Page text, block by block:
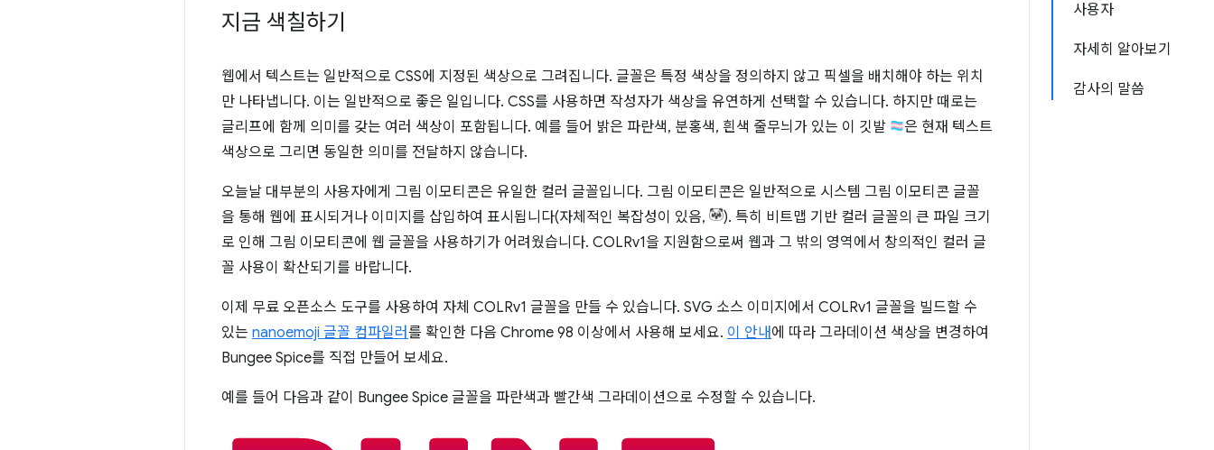
사용자
자세히 알아보기
감사의 말씀
지금 색칠하기
웹에서 텍스트는 일반적으로 CSS에 지정된 색상으로 그려집니다. 글꼴은 특정 색상을 정의하지 않고 픽셀을 배치해야 하는 위치
만 나타냅니다. 이는 일반적으로 좋은 일입니다. CSS를 사용하면 작성자가 색상을 유연하게 선택할 수 있습니다. 하지만 때로는
글리프에 함께 의미를 갖는 여러 색상이 포함됩니다. 예를 들어 밝은 파란색, 분홍색, 흰색 줄무늬가 있는 이 깃발
은 현재 텍스트
색상으로 그리면 동일한 의미를 전달하지 않습니다.
오늘날 대부분의 사용자에게 그림 이모티콘은 유일한 컬러 글꼴입니다. 그림 이모티콘은 일반적으로 시스템 그림 이모티콘 글꼴
을 통해 웹에 표시되거나 이미지를 삽입하여 표시됩니다(자체적인 복잡성이 있음,
). 특히 비트맵 기반 컬러 글꼴의 큰 파일 크기
로 인해 그림 이모티콘에 웹 글꼴을 사용하기가 어려웠습니다. COLRv1을 지원함으로써 웹과 그 밖의 영역에서 창의적인 컬러 글
꼴 사용이 확산되기를 바랍니다.
이제 무료 오픈소스 도구를 사용하여 자체 COLRv1 글꼴을 만들 수 있습니다. SVG 소스 이미지에서 COLRv1 글꼴을 빌드할 수
있는 nanoemoji 글꼴 컴파일러 를 확인한 다음 Chrome 98 이상에서 사용해 보세요. 이 안내 에 따라 그라데이션 색상을 변경하여
Bungee Spice를 직접 만들어 보세요.
예를 들어 다음과 같이 Bungee Spice 글꼴을 파란색과 빨간색 그라데이션으로 수정할 수 있습니다.